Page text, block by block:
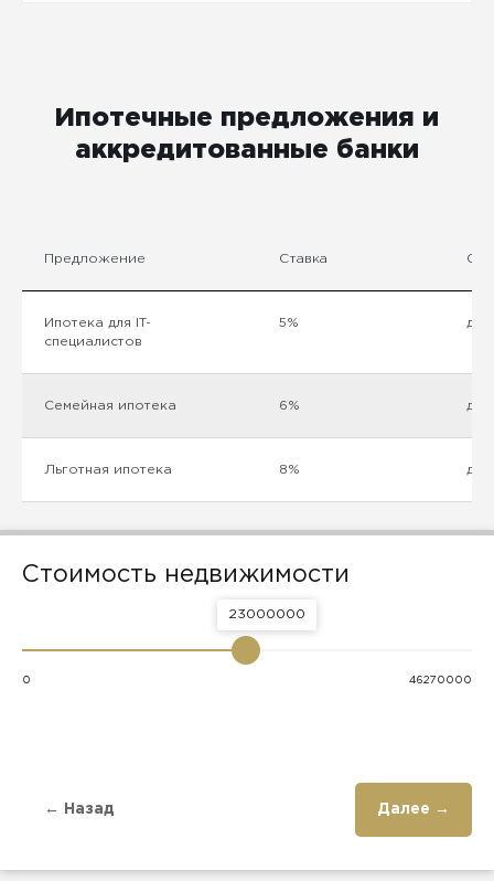
Ипотечные предложения и
аккредитованные банки
Предложение Ставка
Ипотека для IT-
специалистов
5% до
Семейная ипотека 6% до
Льготная ипотека 8% до
Стоимость недвижимости
23000000
0 46270000
← Назад Далее →